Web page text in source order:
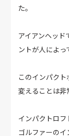
た。
アイアンヘッ
ントが人によっ
このインパク
変えることは非
インパクトロ
ゴルファーの